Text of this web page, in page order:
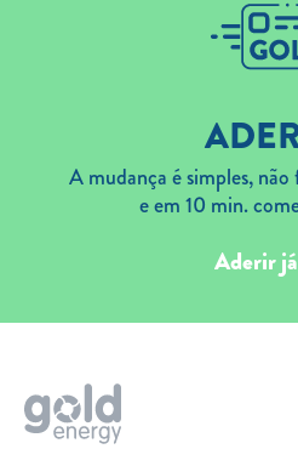
A mudança é simples,
e em 10 min.
Aderir já